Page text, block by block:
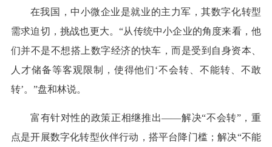
在我国，中小微企业是就业的主力军，其数字化转型
需求迫切，挑战也更大。“从传统中小企业的角度来看，他
们并不是不想搭上数字经济的快车，而是受到自身资本、
人才储备等客观限制，使得他们‘不会转、不能转、不敢
转’。”盘和林说。
富有针对性的政策正相继推出——解决“不会转”，重
点是开展数字化转型伙伴行动，搭平台降门槛；解决“不能